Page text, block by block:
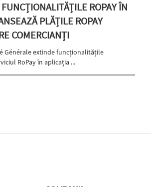
ROPAY ÎN
PLĂȚILE ROPAY
COMERCIANȚI
Générale extinde funcționalitățile
RoPay în aplicația ...